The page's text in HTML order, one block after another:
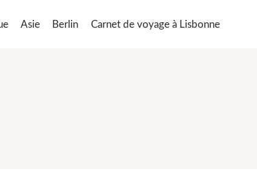
Asie Berlin Carnet de voyage à Lisbonne